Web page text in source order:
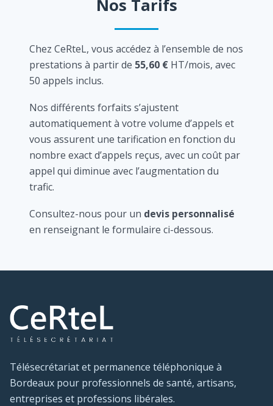
Nos Tarifs
Chez CeRteL, vous accédez à l’ensemble de nos
prestations à partir de 55,60 € HT/mois, avec
50 appels inclus.
Nos différents forfaits s’ajustent
automatiquement à votre volume d’appels et
vous assurent une tarification en fonction du
nombre exact d’appels reçus, avec un coût par
appel qui diminue avec l’augmentation du
trafic.
Consultez-nous pour un devis personnalisé
en renseignant le formulaire ci-dessous.
Télésecrétariat et permanence téléphonique à
Bordeaux pour professionnels de santé, artisans,
entreprises et professions libérales.